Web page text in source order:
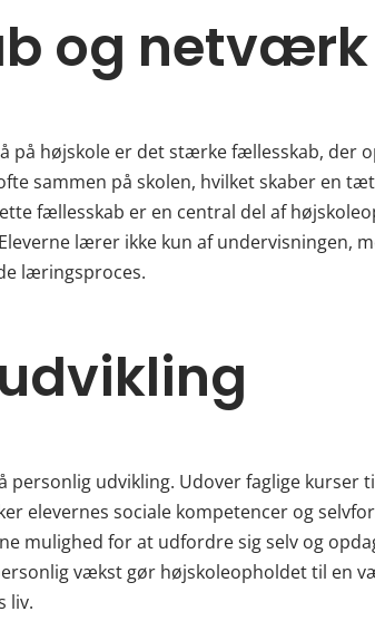
og netværk
på højskole er det stærke fællesskab, der
sammen på skolen, hvilket skaber en
fællesskab er en central del af
lærer ikke kun af undervisningen,
læringsproces.
udvikling. Udover faglige kurser
elevernes sociale kompetencer og
mulighed for at udfordre sig selv og
vækst gør højskoleopholdet til en
liv.